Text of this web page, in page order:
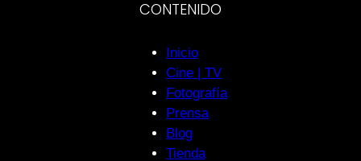
CONTENIDO
Inicio
Cine | TV
Fotografía
Prensa
Blog
Tienda